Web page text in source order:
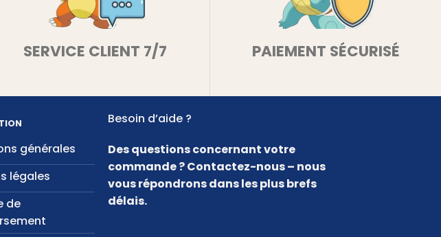
SERVICE CLIENT 7/7 PAIEMENT SÉCURISÉ
générales
légales
de
Besoin d’aide ?
Des questions concernant votre
commande ? Contactez-nous – nous
vous répondrons dans les plus brefs
délais.